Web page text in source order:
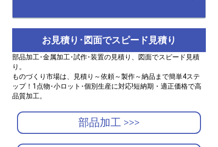
お見積り･図面でスピード見積り
部品加工･金属加工･試作･装置の見積り、図面でスピード見積
り。
ものづくり市場は、見積り～依頼～製作～納品まで簡単4ステ
ップ！1点物･小ロット･個別生産に対応!短納期・適正価格で高
品質加工。
部品加工 >>>